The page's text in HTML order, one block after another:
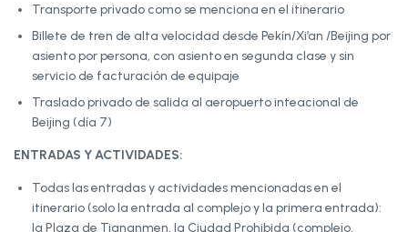
Transporte privado como se menciona en el itinerario
Billete de tren de alta velocidad desde Pekín/Xi’an /Beijing por
asiento por persona, con asiento en segunda clase y sin
servicio de facturación de equipaje
Traslado privado de salida al aeropuerto inteacional de
Beijing (día 7)
ENTRADAS Y ACTIVIDADES:
Todas las entradas y actividades mencionadas en el
itinerario (solo la entrada al complejo y la primera entrada):
la Plaza de Tiananmen, la Ciudad Prohibida (complejo,